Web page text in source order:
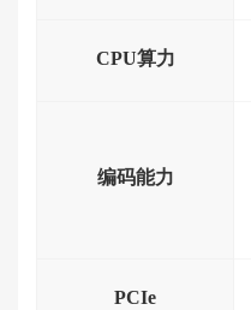
CPU算力
编码能力
PCIe